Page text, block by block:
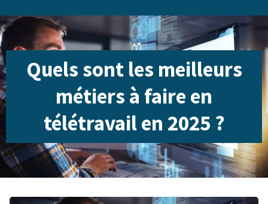
Quels sont les meilleurs
métiers à faire en
télétravail en 2025 ?